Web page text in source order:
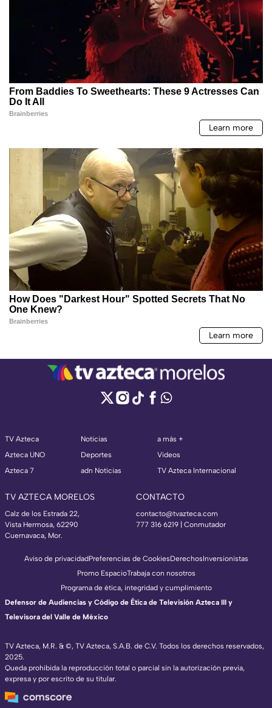
TV Azteca
Azteca UNO
Azteca 7
Noticias
Deportes
adn Noticias
a más +
Videos
TV Azteca Internacional
TV AZTECA MORELOS
Calz de los Estrada 22,
Vista Hermosa, 62290
Cuernavaca, Mor.
CONTACTO
contacto@tvazteca.com
777 316 6219 | Conmutador
TV Azteca, M.R. & ©, TV Azteca, S.A.B. de C.V. Todos los derechos reservados,
2025.
Queda prohibida la reproducción total o parcial sin la autorización previa,
expresa y por escrito de su titular.
Aviso de privacidadPreferencias de CookiesDerechosInversionistas
Promo EspacioTrabaja con nosotros
Programa de ética, integridad y cumplimiento
Defensor de Audiencias y Código de Ética de Televisión Azteca III y
Televisora del Valle de México